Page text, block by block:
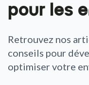
pour les
Retrouvez nos
conseils pour
optimiser votre